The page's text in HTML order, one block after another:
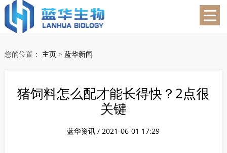
蓝华生物
您的位置： 主页> 蓝华新闻
猪饲料怎么配才能长得快？2点很
关键
蓝华资讯 / 2021-06-01 17:29